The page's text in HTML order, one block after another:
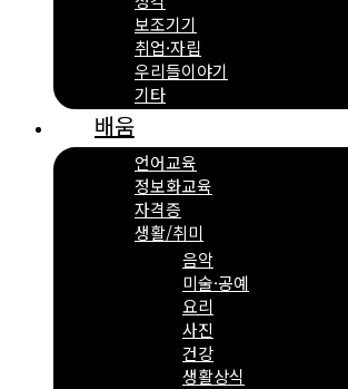
보조기기
취업·자립
우리들이야기
기타
배움
언어교육
정보화교육
자격증
생활/취미
음악
미술·공예
요리
사진
건강
생활상식